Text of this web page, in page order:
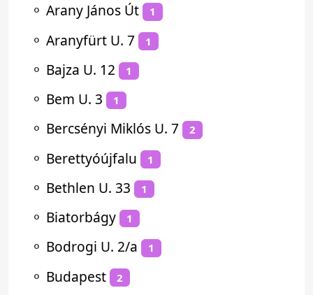
⚬ Arany János Út 1
⚬ Aranyfürt U. 7 1
⚬ Bajza U. 12 1
⚬ Bem U. 3 1
⚬ Bercsényi Miklós U. 7 2
⚬ Berettyóújfalu 1
⚬ Bethlen U. 33 1
⚬ Biatorbágy 1
⚬ Bodrogi U. 2/a 1
⚬ Budapest 2